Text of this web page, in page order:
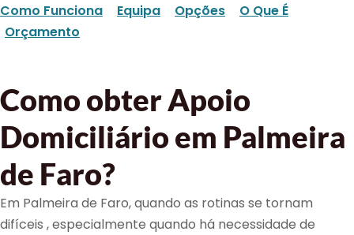
Como Funciona Equipa Opções
O Que É
Orçamento
Como obter Apoio
Domiciliário em Palmeira
de Faro?
Em Palmeira de Faro, quando as rotinas se tornam
difíceis , especialmente quando há necessidade de